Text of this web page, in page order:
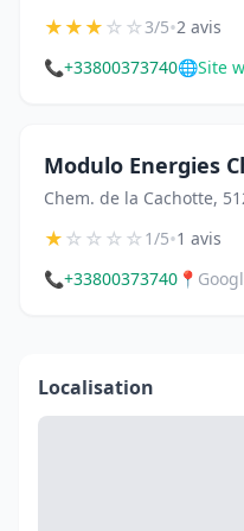
★★★☆☆3/5•2 avis
📞+33800373740🌐Site
Modulo Energies
Chem. de la Cachotte,
★☆☆☆☆1/5•1 avis
📞+33800373740 📍
Localisation